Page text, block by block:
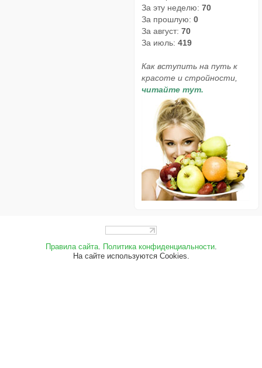
За эту неделю: 70
За прошлую: 0
За август: 70
За июль: 419
Как вступить на путь к
красоте и стройности,
читайте тут.
Правила сайта. Политика конфиденциальности.
На сайте используются Cookies.